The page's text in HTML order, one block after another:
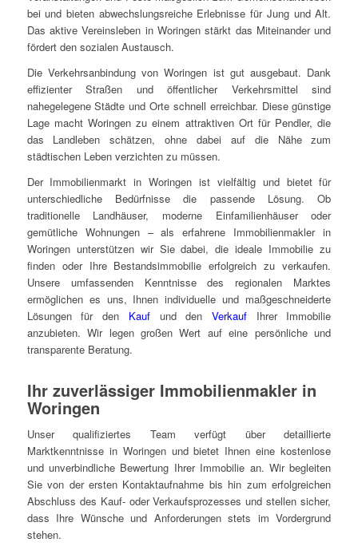
bei und bieten abwechslungsreiche Erlebnisse für Jung und Alt.
Das aktive Vereinsleben in Woringen stärkt das Miteinander und
fördert den sozialen Austausch.
Die Verkehrsanbindung von Woringen ist gut ausgebaut. Dank
effizienter Straßen und öffentlicher Verkehrsmittel sind
nahegelegene Städte und Orte schnell erreichbar. Diese günstige
Lage macht Woringen zu einem attraktiven Ort für Pendler, die
das Landleben schätzen, ohne dabei auf die Nähe zum
städtischen Leben verzichten zu müssen.
Der Immobilienmarkt in Woringen ist vielfältig und bietet für
unterschiedliche Bedürfnisse die passende Lösung. Ob
traditionelle Landhäuser, moderne Einfamilienhäuser oder
gemütliche Wohnungen – als erfahrene Immobilienmakler in
Woringen unterstützen wir Sie dabei, die ideale Immobilie zu
finden oder Ihre Bestandsimmobilie erfolgreich zu verkaufen.
Unsere umfassenden Kenntnisse des regionalen Marktes
ermöglichen es uns, Ihnen individuelle und maßgeschneiderte
Lösungen für den Kaufund den VerkaufIhrer Immobilie
anzubieten. Wir legen großen Wert auf eine persönliche und
transparente Beratung.
Ihr zuverlässiger Immobilienmakler in
Woringen
Unser qualifiziertes Team verfügt über detaillierte
Marktkenntnisse in Woringen und bietet Ihnen eine kostenlose
und unverbindliche Bewertung Ihrer Immobilie an. Wir begleiten
Sie von der ersten Kontaktaufnahme bis hin zum erfolgreichen
Abschluss des Kauf- oder Verkaufsprozesses und stellen sicher,
dass Ihre Wünsche und Anforderungen stets im Vordergrund
stehen.